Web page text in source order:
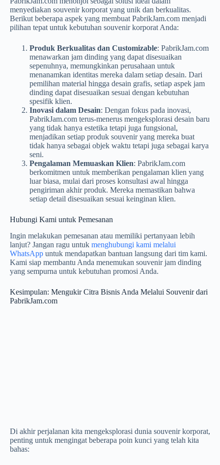
menyediakan souvenir korporat yang unik dan berkualitas.
Berikut beberapa aspek yang membuat PabrikJam.com menjadi
pilihan tepat untuk kebutuhan souvenir korporat Anda:
Produk Berkualitas dan Customizable: PabrikJam.com
menawarkan jam dinding yang dapat disesuaikan
sepenuhnya, memungkinkan perusahaan untuk
menanamkan identitas mereka dalam setiap desain. Dari
pemilihan material hingga desain grafis, setiap aspek jam
dinding dapat disesuaikan sesuai dengan kebutuhan
spesifik klien.
Inovasi dalam Desain: Dengan fokus pada inovasi,
PabrikJam.com terus-menerus mengeksplorasi desain baru
yang tidak hanya estetika tetapi juga fungsional,
menjadikan setiap produk souvenir yang mereka buat
tidak hanya sebagai objek waktu tetapi juga sebagai karya
seni.
Pengalaman Memuaskan Klien: PabrikJam.com
berkomitmen untuk memberikan pengalaman klien yang
luar biasa, mulai dari proses konsultasi awal hingga
pengiriman akhir produk. Mereka memastikan bahwa
setiap detail disesuaikan sesuai keinginan klien.
Hubungi Kami untuk Pemesanan
Ingin melakukan pemesanan atau memiliki pertanyaan lebih
lanjut? Jangan ragu untuk menghubungi kami melalui
WhatsApp untuk mendapatkan bantuan langsung dari tim kami.
Kami siap membantu Anda menemukan souvenir jam dinding
yang sempurna untuk kebutuhan promosi Anda.
Kesimpulan: Mengukir Citra Bisnis Anda Melalui Souvenir dari
PabrikJam.com
Di akhir perjalanan kita mengeksplorasi dunia souvenir korporat,
penting untuk mengingat beberapa poin kunci yang telah kita
bahas: